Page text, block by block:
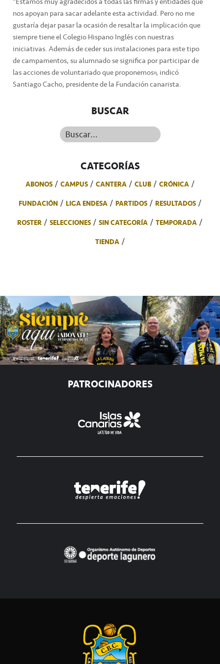
nos apoyan para sacar adelante esta actividad. Pero no me
gustaría dejar pasar la ocasión de resaltar la implicación que
siempre tiene el Colegio Hispano Inglés con nuestras
iniciativas. Además de ceder sus instalaciones para este tipo
de campamentos, su alumnado se significa por participar de
las acciones de voluntariado que proponemos”, indicó
Santiago Cacho, presidente de la Fundación canarista.
BUSCAR
Buscar...
CATEGORÍAS
ABONOS CAMPUS CANTERA CLUB
CRÓNICA
FUNDACIÓN
LIGA ENDESA PARTIDOS
RESULTADOS
ROSTER
SELECCIONES SIN CATEGORÍA
TEMPORADA
TIENDA
PATROCINADORES